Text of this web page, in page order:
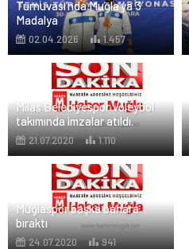
Turnuvası’nda Muğla’ya 3
Madalya
02.04.2026 1.457
Milas Belediyespor Voleybol
takımında imzalar atıldı.
21.07.2020 1.110
Muğlaspor başka bahara
bıraktı
24.07.2020 941